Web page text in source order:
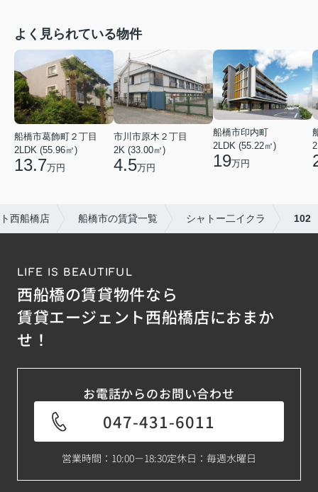
よく見られている物件
船橋市葛飾町２丁目
2LDK (55.96㎡)
13.7万円
市川市原木２丁目
2K (33.00㎡)
4.5万円
船橋市印内町
2LDK (55.22㎡)
19万円
西船橋店 船橋市の賃貸一覧 シャトー二イクラ 102
LIFE IS BEAUTIFUL
西船橋の賃貸物件なら
賃貸エージェント西船橋店におまか
せ！
お電話からのお問い合わせ
047-431-6011
営業時間：10:00－18:30定休日：毎週水曜日